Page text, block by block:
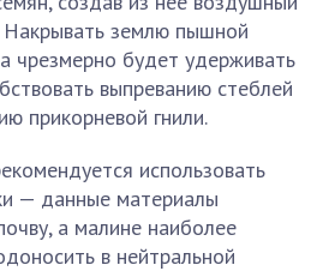
землю пышной
чрезмерно будет удерживать
выпреванию стеблей
прикорневой гнили.
использовать
— данные материалы
а малине наиболее
в нейтральной